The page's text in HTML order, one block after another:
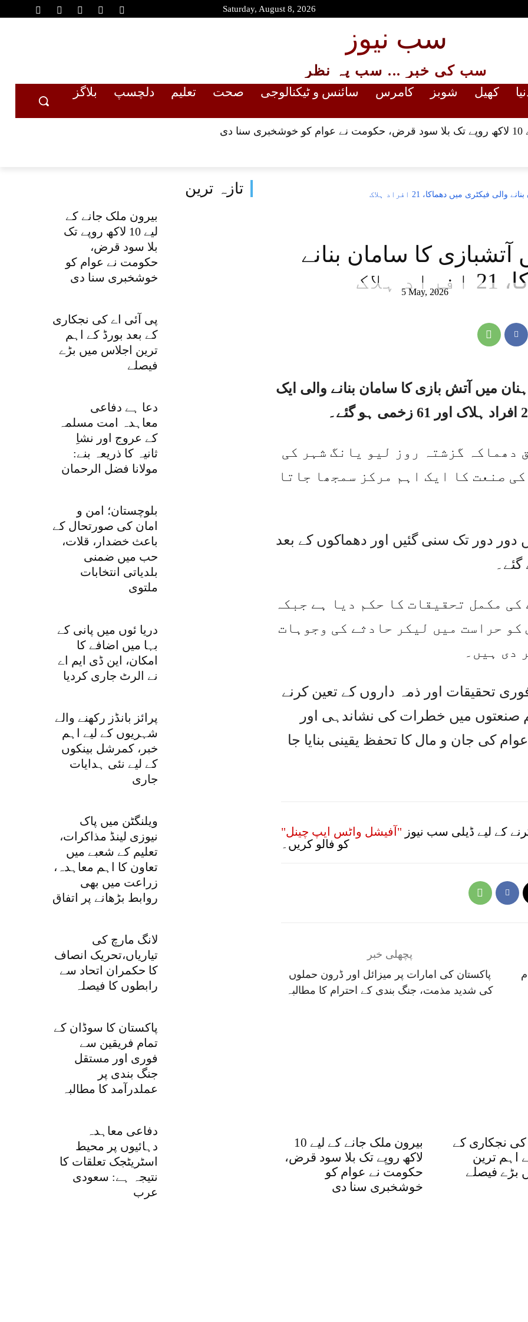
Saturday, August 8, 2026
سب نیوز
سب کی خبر ... سب پہ نظر
کھیل شوبز کامرس سائنس و ٹیکنالوجی صحت تعلیم دلچسپ
بلاگز
تازہ ترین
بیرون ملک جانے کے
لیے 10 لاکھ روپے تک
بلا سود قرض،
حکومت نے عوام کو
خوشخبری سنا دی
پی آئی اے کی نجکاری
کے بعد بورڈ کے اہم
ترین اجلاس میں بڑے
فیصلے
دعا ہے دفاعی
معاہدہ امت مسلمہ
کے عروج اور نشاِ
ثانیہ کا ذریعہ بنے:
مولانا فضل الرحمان
بلوچستان؛ امن و
امان کی صورتحال کے
باعث خضدار، قلات،
حب میں ضمنی
بلدیاتی انتخابات
ملتوی
دریا ئوں میں پانی کے
بہا میں اضافے کا
امکان، این ڈی ایم اے
نے الرٹ جاری کردیا
پرائز بانڈز رکھنے والے
شہریوں کے لیے اہم
خبر، کمرشل بینکوں
کے لیے نئی ہدایات
جاری
ویلنگٹن میں پاک
نیوزی لینڈ مذاکرات،
تعلیم کے شعبے میں
تعاون کا اہم معاہدہ،
زراعت میں بھی
روابط بڑھانے پر اتفاق
لانگ مارچ کی
تیاریاں،تحریک انصاف
کا حکمران اتحاد سے
رابطوں کا فیصلہ
پاکستان کا سوڈان کے
تمام فریقین سے
فوری اور مستقل
جنگ بندی پر
عملدرآمد کا مطالبہ
دفاعی معاہدہ
دہائیوں پر محیط
اسٹریٹجک تعلقات کا
نتیجہ ہے: سعودی
عرب
فیکٹری میں دھماکا، 21 افراد ہلاک
کا سامان بنانے
5 May, 2026
میں آتش بازی کا سامان بنانے والی ایک
دھماکہ گزشتہ روز لیو یانگ شہر کی
صنعت کا ایک اہم مرکز سمجھا جاتا
دور دور تک سنی گئیں اور دھماکوں کے بعد
مکمل تحقیقات کا حکم دیا ہے جبکہ
حراست میں لیکر حادثے کی وجوہات
دی ہیں۔
تحقیقات اور ذمہ داروں کے تعین کرنے
صنعتوں میں خطرات کی نشاندہی اور
عوام کی جان و مال کا تحفظ یقینی بنایا جا
کے لیے ڈیلی سب نیوز "آفیشل واٹس ایپ چینل"
کو فالو کریں۔
پچھلی خبر
پاکستان کی امارات پر میزائل اور ڈرون حملوں
کی شدید مذمت، جنگ بندی کے احترام کا مطالبہ
بیرون ملک جانے کے لیے 10
لاکھ روپے تک بلا سود قرض،
حکومت نے عوام کو
خوشخبری سنا دی
کی نجکاری کے
اہم ترین
بڑے فیصلے